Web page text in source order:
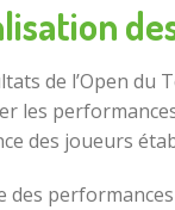
de l’Open du
les
des joueurs
des